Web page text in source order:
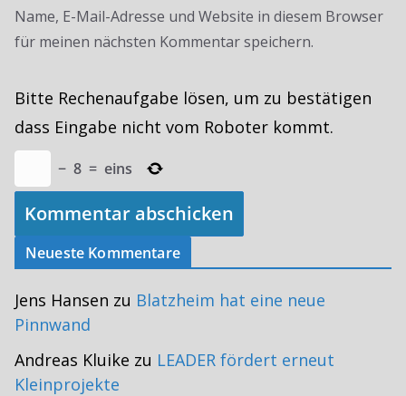
Name, E-Mail-Adresse und Website in diesem Browser
für meinen nächsten Kommentar speichern.
Bitte Rechenaufgabe lösen, um zu bestätigen
dass Eingabe nicht vom Roboter kommt.
− 8 = eins
Neueste Kommentare
Jens Hansen zu Blatzheim hat eine neue
Pinnwand
Andreas Kluike zu LEADER fördert erneut
Kleinprojekte